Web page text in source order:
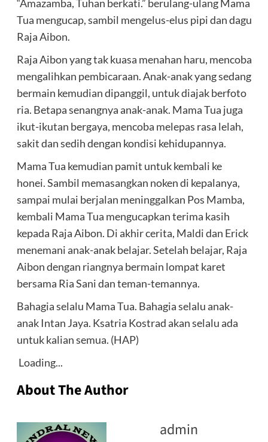
“Amazamba, Tuhan berkati.” berulang-ulang Mama
Tua mengucap, sambil mengelus-elus pipi dan dagu
Raja Aibon.
Raja Aibon yang tak kuasa menahan haru, mencoba
mengalihkan pembicaraan. Anak-anak yang sedang
bermain kemudian dipanggil, untuk diajak berfoto
ria. Betapa senangnya anak-anak. Mama Tua juga
ikut-ikutan bergaya, mencoba melepas rasa lelah,
sakit dan sedih dengan kondisi kehidupannya.
Mama Tua kemudian pamit untuk kembali ke
honei. Sambil memasangkan noken di kepalanya,
sampai mulai berjalan meninggalkan Pos Mamba,
kembali Mama Tua mengucapkan terima kasih
kepada Raja Aibon. Di akhir cerita, Maldi dan Erick
menemani anak-anak belajar. Setelah belajar, Raja
Aibon dengan riangnya bermain lompat karet
bersama Ria Sani dan teman-temannya.
Bahagia selalu Mama Tua. Bahagia selalu anak-
anak Intan Jaya. Ksatria Kostrad akan selalu ada
untuk kalian semua. (HAP)
Loading...
About The Author
admin